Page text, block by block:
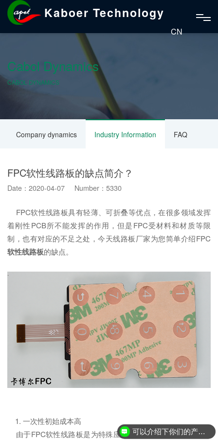
Kaboer Technology
CN
Cabol Dynamics
CABOL DYNAMICS
Company dynamics Industry Information FAQ
FPC软性线路板的缺点简介？
Date：2020-04-07 Number：5330
FPC软性线路板具有轻薄、可折叠等优点，在很多领域发挥
着刚性PCB所不能发挥的作用，但是FPC受材料和材质等限
制，也有对应的不足之处，今天线路板厂家为您简单介绍FPC
软性线路板的缺点。
1. 一次性初始成本高
由于FPC软性线路板是为特殊应用而设计、制造的，所以开
可以介绍下你们的产品么？